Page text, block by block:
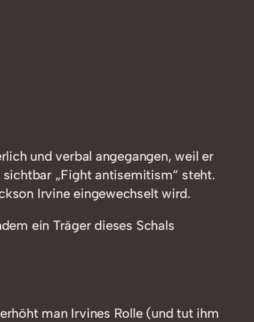
und verbal angegangen, weil er
„Fight antisemitism“ steht.
Irvine eingewechselt wird.
ein Träger dieses Schals
man Irvines Rolle (und tut ihm